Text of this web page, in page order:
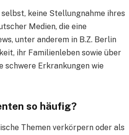
keine Stellungnahme ihres
Medien, die eine
unter anderem in B.Z. Berlin
ihr Familienleben sowie über
schwere Erkrankungen wie
so häufig?
Themen verkörpern oder als